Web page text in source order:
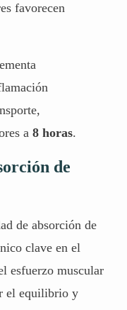
favorecen
a 8 horas.
de
de absorción de
clave en el
esfuerzo muscular
el equilibrio y